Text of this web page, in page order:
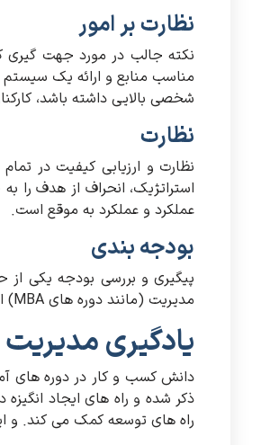
نظارت بر امور
نکته جالب در مورد جهت گیری
مناسب منابع و ارائه یک
شخصی بالایی داشته باشد،
نظارت
نظارت و ارزیابی کیفیت در
استراتژیک، انحراف از هدف را
عملکرد و عملکرد به موقع است.
بودجه بندی
پیگیری و بررسی بودجه یکی
مدیریت (مانند دوره های MBA) است و معمولا شامل نرم افزارهای مالی، حسابداری و حسابداری می شود.
یادگیری
ذکر شده و راه های ایجاد
راه های توسعه کمک می کند. و